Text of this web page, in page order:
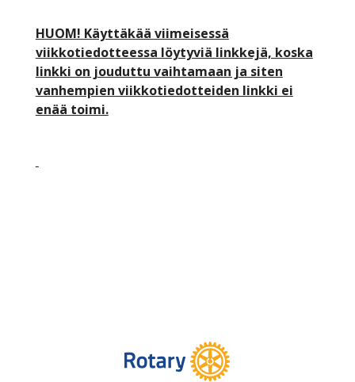
HUOM! Käyttäkää viimeisessä
viikkotiedotteessa löytyviä linkkejä, koska
linkki on jouduttu vaihtamaan ja siten
vanhempien viikkotiedotteiden linkki ei
enää toimi.